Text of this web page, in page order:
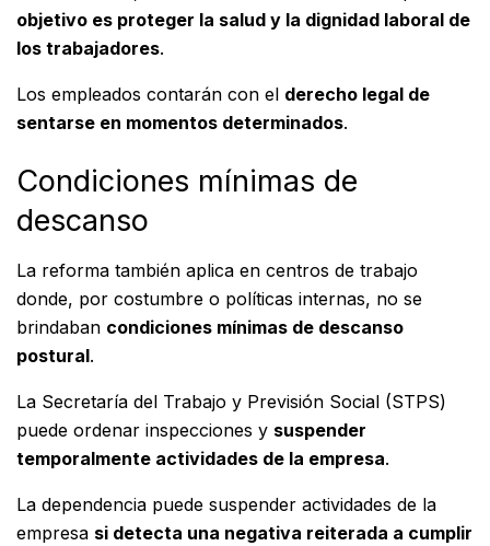
objetivo es proteger la salud y la dignidad laboral de
los trabajadores.
Los empleados contarán con el derecho legal de
sentarse en momentos determinados.
Condiciones mínimas de
descanso
La reforma también aplica en centros de trabajo
donde, por costumbre o políticas internas, no se
brindaban condiciones mínimas de descanso
postural.
La Secretaría del Trabajo y Previsión Social (STPS)
puede ordenar inspecciones y suspender
temporalmente actividades de la empresa.
La dependencia puede suspender actividades de la
empresa si detecta una negativa reiterada a cumplir